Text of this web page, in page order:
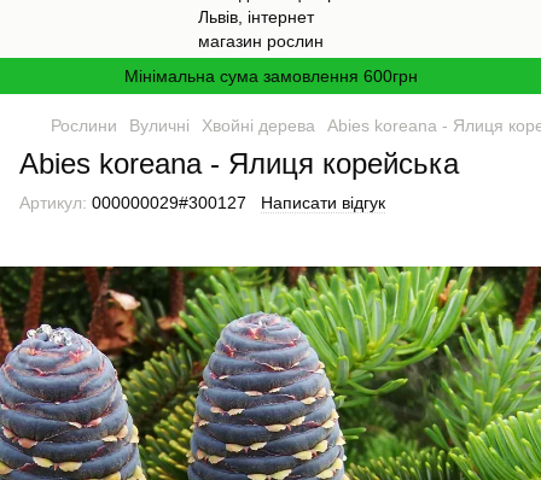
Мінімальна сума замовлення 600грн
Рослини Вуличні Хвойні дерева Abies koreana - Ялиця
Abies koreana - Ялиця корейська
Артикул: 000000029#300127 Написати відгук